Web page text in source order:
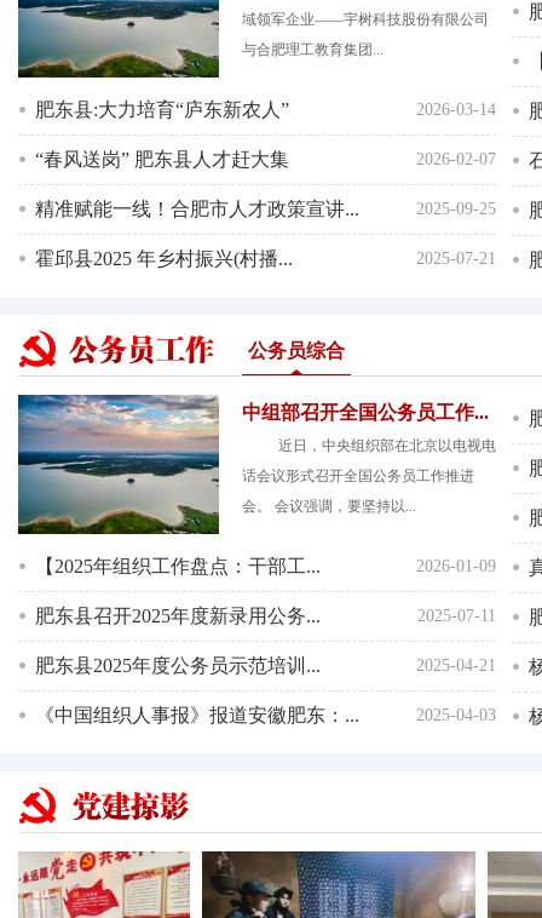
域领军企业——宇树科技股份有限公司
与合肥理工教育集团...
2026-03-14
肥东县:大力培育“庐东新农人”
2026-02-07
“春风送岗” 肥东县人才赶大集
2025-09-25
精准赋能一线！合肥市人才政策宣讲...
2025-07-21
霍邱县2025 年乡村振兴(村播...
公务员综合
中组部召开全国公务员工作...
近日，中央组织部在北京以电视电
话会议形式召开全国公务员工作推进
会。 会议强调，要坚持以...
2026-01-09
【2025年组织工作盘点：干部工...
2025-07-11
肥东县召开2025年度新录用公务...
2025-04-21
肥东县2025年度公务员示范培训...
2025-04-03
《中国组织人事报》报道安徽肥东：...